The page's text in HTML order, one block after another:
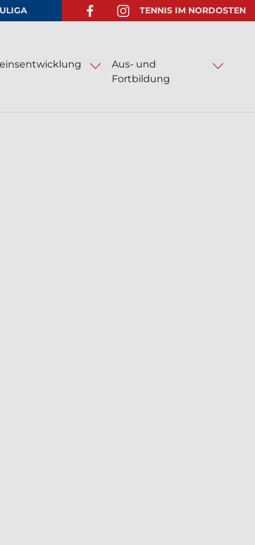
FACEBOOK-SEITE ÖFFNEN
INSTAGRAM-SEITE ÖFFNEN
TENNIS IM NORDOSTEN
Aus- und
Fortbildung